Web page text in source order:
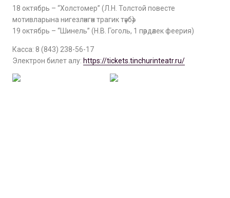
18 октябрь – “Холстомер” (Л.Н. Толстой повесте
мотивларына нигезләнгән трагик тәүбә)
19 октябрь – “Шинель” (Н.В. Гоголь, 1 пәрдәлек феерия)
Касса: 8 (843) 238-56-17
Электрон билет алу: https://tickets.tinchurinteatr.ru/